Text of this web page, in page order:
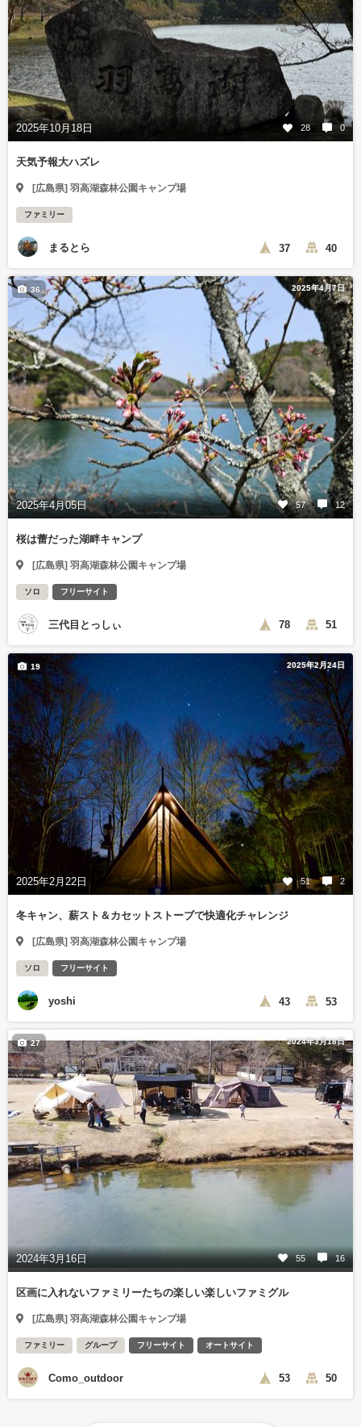
2025年10月18日 28 0
天気予報大ハズレ
[広島県] 羽高湖森林公園キャンプ場
ファミリー
まるとら 37 40
2025年4月7日
2025年4月05日 57 12
36
桜は蕾だった湖畔キャンプ
[広島県] 羽高湖森林公園キャンプ場
ソロ フリーサイト
三代目とっしぃ 78 51
2025年2月24日
2025年2月22日 51 2
19
冬キャン、薪スト＆カセットストーブで快適化チャレンジ
[広島県] 羽高湖森林公園キャンプ場
ソロ フリーサイト
yoshi 43 53
2024年3月18日
2024年3月16日 55 16
27
区画に入れないファミリーたちの楽しい楽しいファミグル
[広島県] 羽高湖森林公園キャンプ場
ファミリー グループ フリーサイト オートサイト
Como_outdoor 53 50